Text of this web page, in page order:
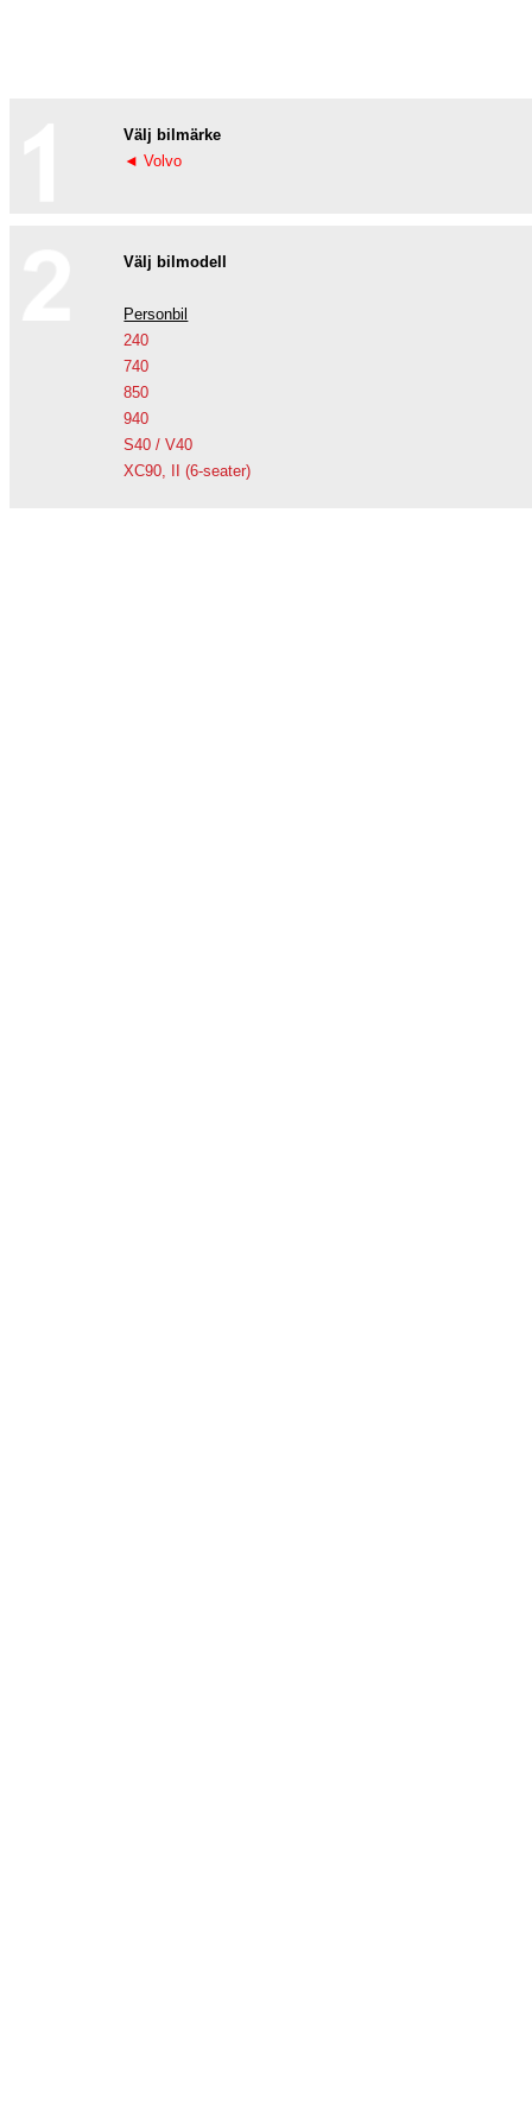
Välj bilmärke
◄ Volvo
Välj bilmodell
Personbil
240
740
850
940
S40 / V40
XC90, II (6-seater)